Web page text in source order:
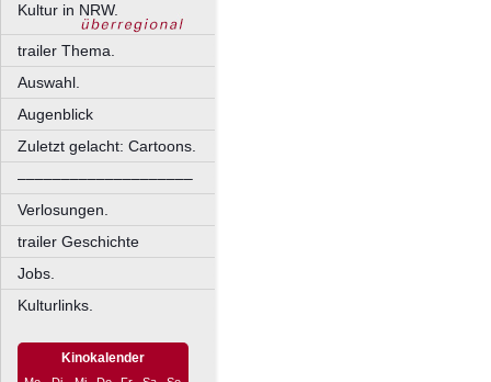
Kultur in NRW.
trailer Thema.
Auswahl.
Augenblick
Zuletzt gelacht: Cartoons.
––––––––––––––––––––
Verlosungen.
trailer Geschichte
Jobs.
Kulturlinks.
Kinokalender